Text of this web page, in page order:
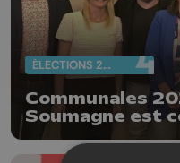
ÉLECTIONS 2024
Communales
Soumagne est